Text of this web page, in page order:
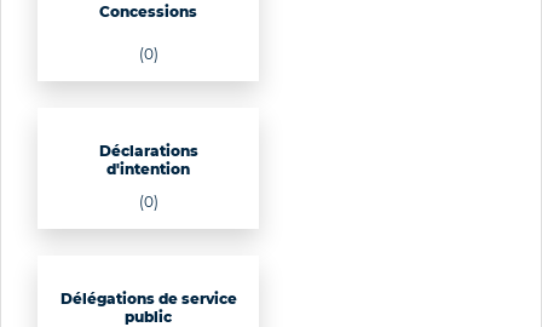
Concessions
(0)
Déclarations
d'intention
(0)
Délégations de service
public